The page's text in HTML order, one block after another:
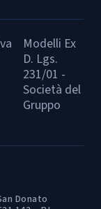
Modelli Ex
D. Lgs.
231/01 -
Società del
Gruppo
Donato